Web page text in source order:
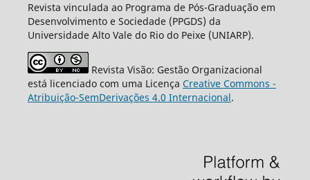
Revista vinculada ao Programa de Pós-Graduação em
Desenvolvimento e Sociedade (PPGDS) da
Universidade Alto Vale do Rio do Peixe (UNIARP).
Revista Visão: Gestão Organizacional
está licenciado com uma Licença Creative Commons -
Atribuição-SemDerivações 4.0 Internacional.